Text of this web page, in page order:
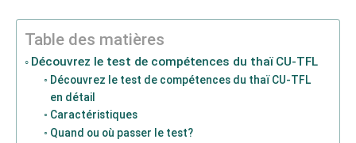
Table des matières
Découvrez le test de compétences du thaï CU-TFL
Découvrez le test de compétences du thaï CU-TFL
en détail
Caractéristiques
Quand ou où passer le test?